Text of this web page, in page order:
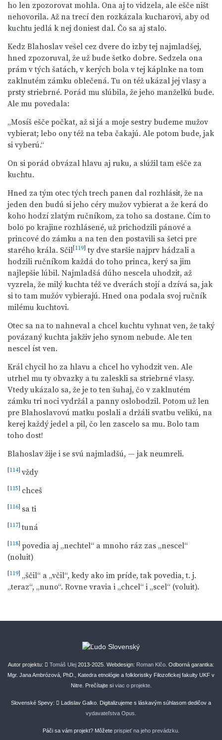
ho len zpozorovat mohla. Ona aj to vidzela, ale ešče ništ
nehovorila. Až na trecí den rozkázala kucharovi, aby od
kuchtu jedlá k nej doniest dal. Čo sa aj stalo.
Kedz Blahoslav vešel cez dvere do izby tej najmladšej,
hned zpozoruval, že už bude šetko dobre. Sedzela ona
prám v tých šatách, v kerých bola v tej káplnke na tom
zaklnutém zámku oblečená. Tu on též ukázal jej vlasy a
prsty striebrné. Porád mu slúbila, že jeho manželkú bude.
Ale mu povedala:
„Mosíš ešče počkat, až si já a moje sestry budeme mužov
vybierat; lebo ony též na teba čakajú. Ale potom bude, jak
si vyberú.“
On si porád obvázal hlavu aj ruku, a slúžil tam ešče za
kuchtu.
Hned za tým otec tých trech panen dal rozhlásit, že na
jeden den budú si jeho céry mužov vybierat a že kerá do
koho hodzí zlatým ručníkom, za toho sa dostane. Čím to
bolo po krajine rozhlásené, už prichodzili pánové a
princové do zámku a na ten den postavili sa šetci pre
starého krála. Sčil[119] ty dve staršie najprv hádzali a
hodzili ručníkom každá do toho princa, kerý sa jim
najlepšie lúbil. Najmladšá dúho nescela uhodzit, až
vyzrela, že milý kuchta též ve dverách stojí a dzívá sa, jak
si to tam mužóv vybierajú. Hned ona podala svoj ručník
milému kuchtovi.
Otec sa na to nahneval a chcel kuchtu vyhnat ven, že taký
povázaný kuchta jakživ jeho synom nebude. Ale ten
nescel íst ven.
Král chycil ho za hlavu a chcel ho vyhodzit ven. Ale
utrhel mu ty obvazky a tu zaleskli sa striebrné vlasy.
Vtedy ukázalo sa, že je to ten šuhaj, čo v zaklnutém
zámku tri noci vydržál a panny oslobodzil. Potom už len
pre Blahoslavovú matku poslali a držáli svatbu velikú, na
kerej každý jedel a pil, čo len zascelo sa mu. Bolo tam
toho dost!
Blahoslav žije i se svú najmladšú, — jak neumreli.
[114] vždy
[115] chceš
[116] sa ti
[117]tuná
[118] povedia aj „nechtel“ a mnoho ráz zas „nescel“
(noluit)
[119] „ščil“ a „včil“, kedy ako im príde, tak povedia, t. j.
„teraz“, „nuno“. Rovne vravia i „chcel“ i „scel“ (voluit).
Autor projektu: Tomáš Ulej 2013-2025. Webdesign: Roman Klčo . Odborná garantka:
Mgr. Jana Ambrózová, PhD., Katedra etnológie a folkloristiky Filozofickej fakulty UKF v
Nitre. Prečítajte si viac o projekte.
Slovenské Spevy:
Ladislav Galko. Digitalizujeme s láskavým súhlasom dedičov a
vydavateľstva Opus
Páči sa vám projekt? Môžete prispieť na jeho prevádzku